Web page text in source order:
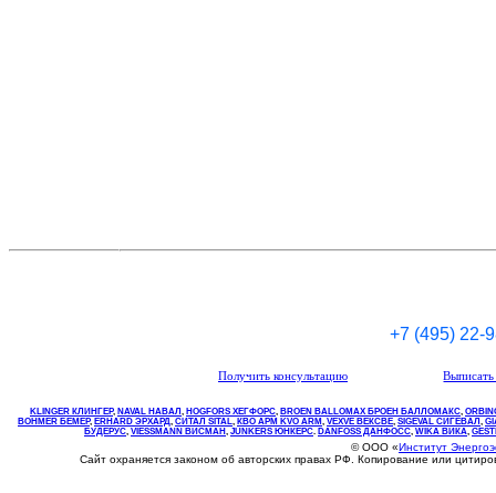
+7 (495) 22-
Получить консультацию
KLINGER КЛИНГЕР, NAVAL НАВАЛ , НOGFORS ХЕГФОРС, BROEN BALLOMAX БРОЕН БАЛЛОМАКС,
BOHMER БЕМЕР, ERHARD ЭРХАРД, СИТАЛ SITAL, КВО АРМ KVO ARM, VEXVE ВЕКСВЕ, SIGEVAL СИГЕВАЛ ,
БУДЕРУС, VIESSMANN ВИСМАН , JUNKERS ЮНКЕРС. DANFOSS ДАНФОСС, WIKA ВИКА,
© ООО «Институт
Сайт охраняется законом об авторских правах РФ. Копирование или